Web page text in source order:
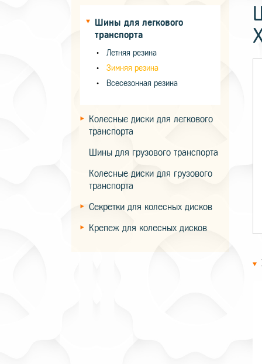
Шины для легкового
транспорта
Летняя резина
Зимняя резина
Всесезонная резина
Колесные диски для легкового
транспорта
Шины для грузового транспорта
Колесные диски для грузового
транспорта
Секретки для колесных дисков
Крепеж для колесных дисков